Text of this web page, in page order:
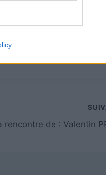
rencontre de : Valentin